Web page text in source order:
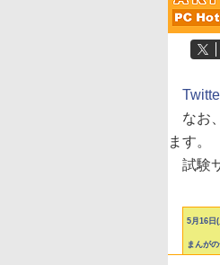
なお
ます。
試験
5月16日
まんが